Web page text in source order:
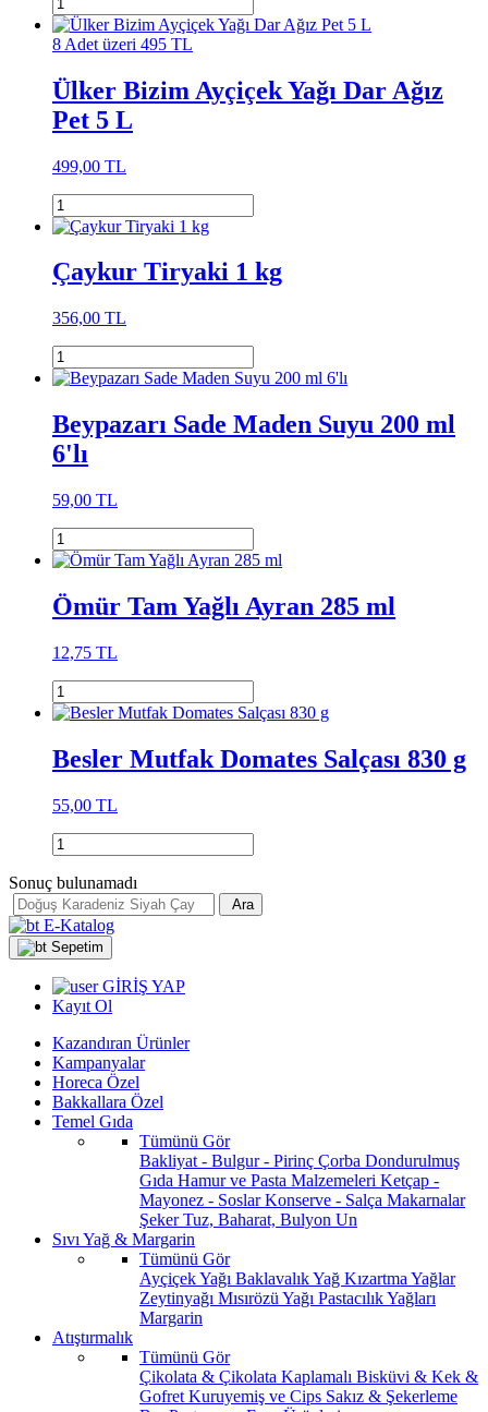
8 Adet üzeri 495 TL
Ülker Bizim Ayçiçek Yağı Dar Ağız
Pet 5 L
499,00 TL
Çaykur Tiryaki 1 kg
356,00 TL
Beypazarı Sade Maden Suyu 200 ml
6'lı
59,00 TL
Ömür Tam Yağlı Ayran 285 ml
12,75 TL
Besler Mutfak Domates Salçası 830 g
55,00 TL
Sonuç bulunamadı
Ara
E-Katalog
Sepetim
GİRİŞ YAP
Kayıt Ol
Kazandıran Ürünler
Kampanyalar
Horeca Özel
Bakkallara Özel
Temel Gıda
Tümünü Gör
Bakliyat - Bulgur - Pirinç Çorba Dondurulmuş
Gıda Hamur ve Pasta Malzemeleri Ketçap -
Mayonez - SoslarKonserve - Salça Makarnalar
ŞekerTuz, Baharat, Bulyon Un
Sıvı Yağ & Margarin
Tümünü Gör
Ayçiçek Yağı Baklavalık Yağ Kızartma Yağlar
Zeytinyağı Mısırözü Yağı Pastacılık Yağları
Margarin
Atıştırmalık
Tümünü Gör
Çikolata & Çikolata Kaplamalı Bisküvi & Kek &
Gofret Kuruyemiş ve Cips Sakız & Şekerleme